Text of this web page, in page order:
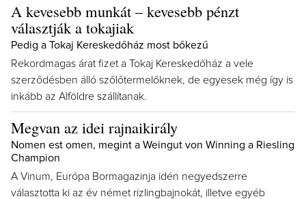
A kevesebb munkát – kevesebb pénzt
választják a tokajiak
Pedig a Tokaj Kereskedőház most bőkezű
Rekordmagas árat fizet a Tokaj Kereskedőház a vele
szerződésben álló szőlőtermelőknek, de egyesek még így is
inkább az Alföldre szállítanak.
Megvan az idei rajnaikirály
Nomen est omen, megint a Weingut von Winning a Riesling
Champion
A Vinum, Európa Bormagazinja idén negyedszerre
választotta ki az év német rizlingbajnokát, illetve egyéb